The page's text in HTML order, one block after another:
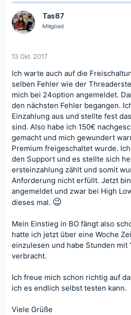
Tas87
Mitglied
13 Okt. 2017
Ich warte auch auf die
selben Fehler wie der
mich bei 24option angemeldet.
den nächsten Fehler begangen.
Einzahlung aus und stellte fest
sind. Also habe ich 150€
gemacht und mich gewundert
Premium freigeschaltet wurde.
den Support und es stellte sich
ersteinzahlung zählt und somit
Anforderung nicht erfüllt. Jetzt
angemeldet und zwar bei High
dieses mal. 😉
Mein Einstieg in BO fängt also
hatte ich jetzt über eine Woche
einzulesen und habe Stunden mit
verbracht.
Ich freue mich schon richtig auf
ich es endlich selbst testen kann.
Viele Grüße